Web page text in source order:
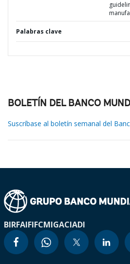
Palabras clave
BOLETÍN DEL BANCO
Suscríbase al boletín semanal del
BIRFAIFIFCMIGACIADI